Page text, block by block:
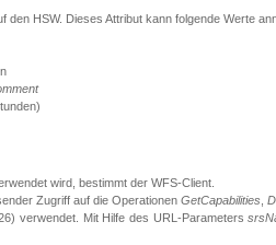
HSW. Dieses Attribut kann folgende Werte
wird, bestimmt der WFS-Client.
Zugriff auf die Operationen GetCapabilities
verwendet. Mit Hilfe des URL-Parameters